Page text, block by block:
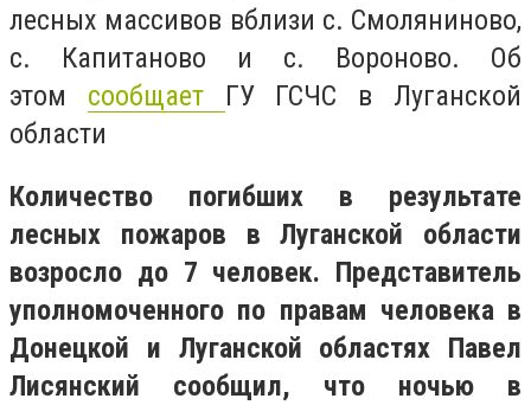
лесных массивов вблизи с. Смоляниново,
с. Капитаново и с. Вороново. Об
этом сообщает ГУ ГСЧС в Луганской
области
Количество погибших в результате
лесных пожаров в Луганской области
возросло до 7 человек. Представитель
уполномоченного по правам человека в
Донецкой и Луганской областях Павел
Лисянский сообщил, что ночью в